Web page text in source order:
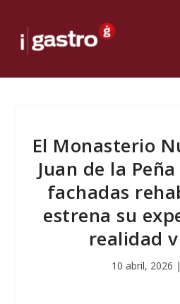
El Monasterio
Juan de la
fachadas
estrena su
realidad
10 abril, 2026 |